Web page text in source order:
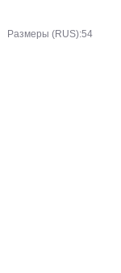
Размеры (RUS):54